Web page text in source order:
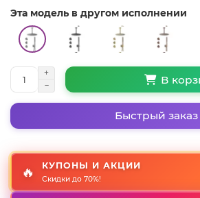
Эта модель в другом исполнении
В
Быстрый заказ
🔥 КУПОНЫ И АКЦИИ
Скидки до 70%!